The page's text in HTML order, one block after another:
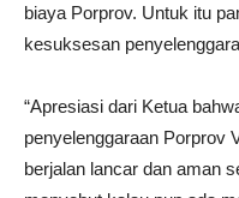
biaya Porprov. Untuk itu
kesuksesan
“Apresiasi dari Ketua
penyelenggaraan Porprov
berjalan lancar dan aman